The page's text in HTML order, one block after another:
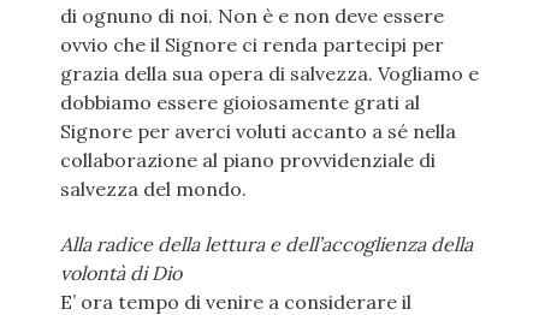
di ognuno di noi. Non è e non deve essere
ovvio che il Signore ci renda partecipi per
grazia della sua opera di salvezza. Vogliamo e
dobbiamo essere gioiosamente grati al
Signore per averci voluti accanto a sé nella
collaborazione al piano provvidenziale di
salvezza del mondo.
Alla radice della lettura e dell’accoglienza della
volontà di Dio
E’ ora tempo di venire a considerare il